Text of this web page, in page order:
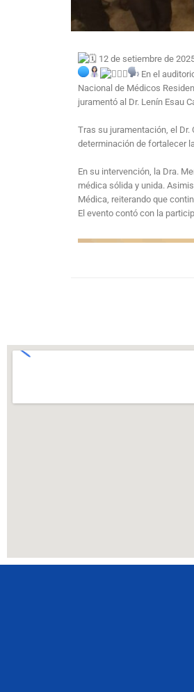
12 de setiembre de
En el
Nacional de Médicos
juramentó al Dr. Lenín Esau
Tras su juramentación, el
determinación de fortalecer
En su intervención, la Dra.
médica sólida y unida.
Médica, reiterando que
El evento contó con la